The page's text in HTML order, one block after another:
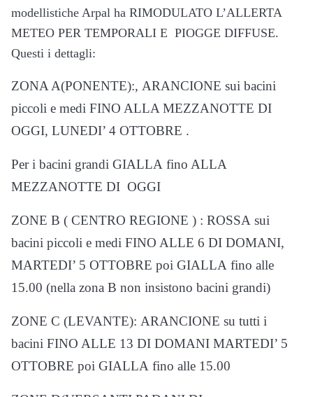
modellistiche Arpal ha RIMODULATO L’ALLERTA
METEO PER TEMPORALI E PIOGGE DIFFUSE.
Questi i dettagli:
ZONA A(PONENTE):, ARANCIONE sui bacini
piccoli e medi FINO ALLA MEZZANOTTE DI
OGGI, LUNEDI’ 4 OTTOBRE .
Per i bacini grandi GIALLA fino ALLA
MEZZANOTTE DI OGGI
ZONE B ( CENTRO REGIONE ) : ROSSA sui
bacini piccoli e medi FINO ALLE 6 DI DOMANI,
MARTEDI’ 5 OTTOBRE poi GIALLA fino alle
15.00 (nella zona B non insistono bacini grandi)
ZONE C (LEVANTE): ARANCIONE su tutti i
bacini FINO ALLE 13 DI DOMANI MARTEDI’ 5
OTTOBRE poi GIALLA fino alle 15.00